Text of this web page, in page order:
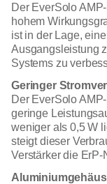
Der EverSolo
hohem
ist in der Lage,
Ausgangsleistung
Systems zu
Geringer
Der EverSolo
geringe
weniger als 0,5 W
steigt dieser
Verstärker die